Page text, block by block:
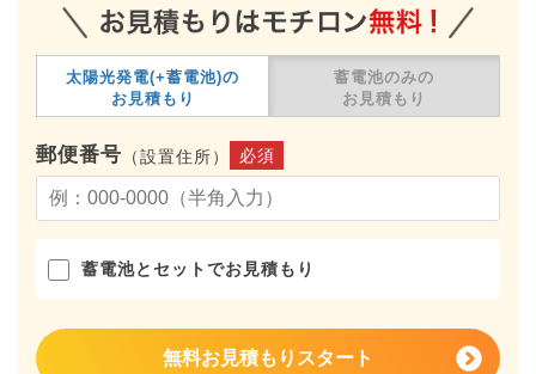
太陽光発電(+蓄電池)の
お見積もり
蓄電池のみの
お見積もり
郵便番号 （設置住所） 必須
蓄電池とセットでお見積もり
無料お見積もりスタート